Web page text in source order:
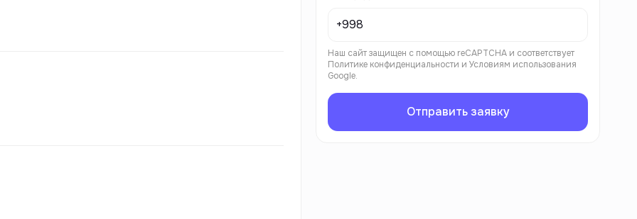
Наш сайт защищен с помощью reCAPTCHA и соответствует
Политике конфиденциальности и Условиям использования
Google.
Отправить заявку